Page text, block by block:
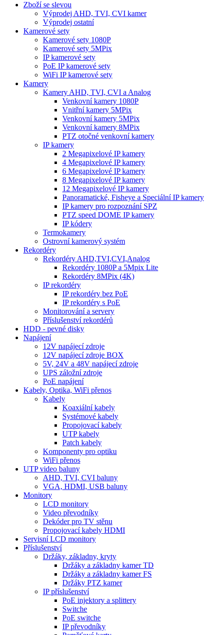
Zboží se slevou
Výprodej AHD, TVI, CVI kamer
Výprodej ostatní
Kamerové sety
Kamerové sety 1080P
Kamerové sety 5MPix
IP kamerové sety
PoE IP kamerové sety
WiFi IP kamerové sety
Kamery
Kamery AHD, TVI, CVI a Analog
Venkovní kamery 1080P
Vnitřní kamery 5MPix
Venkovní kamery 5MPix
Venkovní kamery 8MPix
PTZ otočné venkovní kamery
IP kamery
2 Megapixelové IP kamery
4 Megapixelové IP kamery
6 Megapixelové IP kamery
8 Megapixelové IP kamery
12 Megapixelové IP kamery
Panoramatické, Fisheye a Speciální IP kamery
IP kamery pro rozpoznání SPZ
PTZ speed DOME IP kamery
IP kódery
Termokamery
Ostrovní kamerový systém
Rekordéry
Rekordéry AHD,TVI,CVI,Analog
Rekordéry 1080P a 5Mpix Lite
Rekordéry 8MPix (4K)
IP rekordéry
IP rekordéry bez PoE
IP rekordéry s PoE
Monitorování a servery
Příslušenství rekordérů
HDD - pevné disky
Napájení
12V napájecí zdroje
12V napájecí zdroje BOX
5V, 24V a 48V napájecí zdroje
UPS záložní zdroje
PoE napájení
Kabely, Optika, WiFi přenos
Kabely
Koaxiální kabely
Systémové kabely
Propojovací kabely
UTP kabely
Patch kabely
Komponenty pro optiku
WiFi přenos
UTP video baluny
AHD, TVI, CVI baluny
VGA, HDMI, USB baluny
Monitory
LCD monitory
Video převodníky
Dekóder pro TV stěnu
Propojovací kabely HDMI
Servisní LCD monitory
Příslušenství
Držáky, základny, kryty
Držáky a základny kamer TD
Držáky a základny kamer FS
Držáky PTZ kamer
IP příslušenství
PoE injektory a splittery
Switche
PoE switche
IP převodníky